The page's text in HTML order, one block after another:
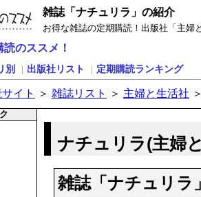
雑誌「ナチュリラ」の紹介
お得な雑誌の定期購読！出版社「主婦
のススメ！
別 出版社リスト 定期購読ランキング
イト ＞ 雑誌リスト ＞ 主婦と生活社
ナチュリラ(主婦
雑誌「ナチュリラ